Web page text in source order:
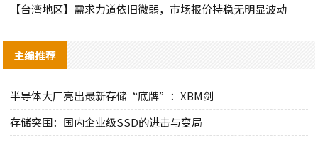
【台湾地区】需求力道依旧微弱，市场报价持稳无明显波动
主编推荐
半导体大厂亮出最新存储“底牌”：XBM剑
存储突围：国内企业级SSD的进击与变局